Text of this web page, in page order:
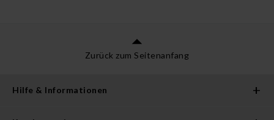
Zurück zum Seitenanfang
Hilfe & Informationen